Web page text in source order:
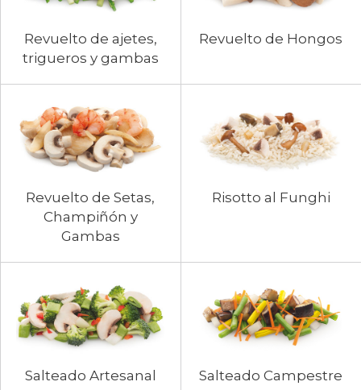
Revuelto de ajetes,
trigueros y gambas
Revuelto de Hongos
Revuelto de Setas,
Champiñón y
Gambas
Risotto al Funghi
Salteado Artesanal Salteado Campestre